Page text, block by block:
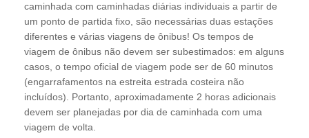
caminhada com caminhadas diárias individuais a partir de
um ponto de partida fixo, são necessárias duas estações
diferentes e várias viagens de ônibus! Os tempos de
viagem de ônibus não devem ser subestimados: em alguns
casos, o tempo oficial de viagem pode ser de 60 minutos
(engarrafamentos na estreita estrada costeira não
incluídos). Portanto, aproximadamente 2 horas adicionais
devem ser planejadas por dia de caminhada com uma
viagem de volta.